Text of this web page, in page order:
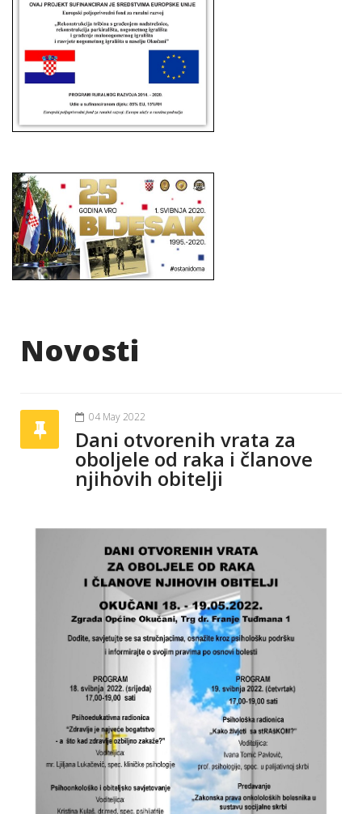
Novosti
04 May 2022
Dani otvorenih vrata za
oboljele od raka i članove
njihovih obitelji